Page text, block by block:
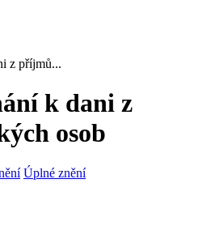
z příjmů...
k dani z
osob
Úplné znění